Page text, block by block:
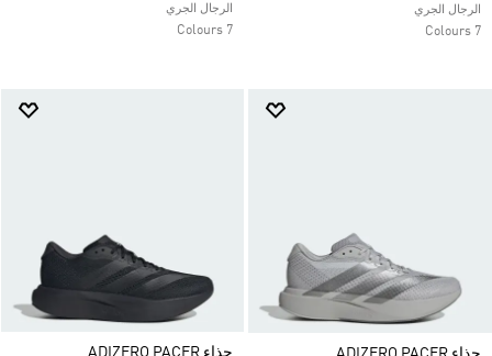
الرجال الجري
7 Colours
الرجال الجري
7 Colours
حذاء ADIZERO PACER